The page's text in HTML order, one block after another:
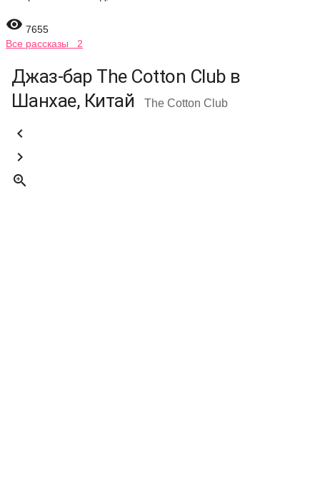
 7655
Все рассказы 2
Джаз-бар The Cotton Club в
Шанхае, Китай
The Cotton Club


